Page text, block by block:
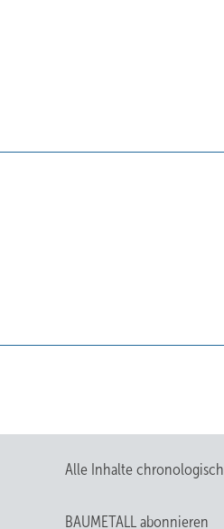
Alle Inhalte chronologisch
BAUMETALL abonnieren